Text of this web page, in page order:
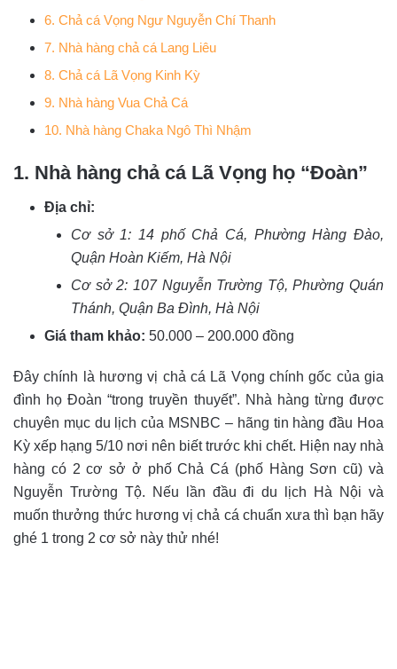
6. Chả cá Vọng Ngư Nguyễn Chí Thanh
7. Nhà hàng chả cá Lang Liêu
8. Chả cá Lã Vọng Kinh Kỳ
9. Nhà hàng Vua Chả Cá
10. Nhà hàng Chaka Ngô Thì Nhậm
1. Nhà hàng chả cá Lã Vọng họ “Đoàn”
Địa chỉ:
Cơ sở 1: 14 phố Chả Cá, Phường Hàng Đào,
Quận Hoàn Kiếm, Hà Nội
Cơ sở 2: 107 Nguyễn Trường Tộ, Phường Quán
Thánh, Quận Ba Đình, Hà Nội
Giá tham khảo: 50.000 – 200.000 đồng
Đây chính là hương vị chả cá Lã Vọng chính gốc của gia
đình họ Đoàn “trong truyền thuyết”. Nhà hàng từng được
chuyên mục du lịch của MSNBC – hãng tin hàng đầu Hoa
Kỳ xếp hạng 5/10 nơi nên biết trước khi chết. Hiện nay nhà
hàng có 2 cơ sở ở phố Chả Cá (phố Hàng Sơn cũ) và
Nguyễn Trường Tộ. Nếu lần đầu đi du lịch Hà Nội và
muốn thưởng thức hương vị chả cá chuẩn xưa thì bạn hãy
ghé 1 trong 2 cơ sở này thử nhé!